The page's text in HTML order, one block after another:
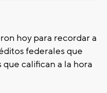
hoy para recordar a
federales que
que califican a la hora